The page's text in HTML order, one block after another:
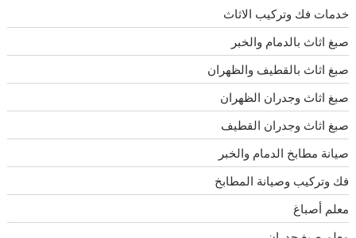
خدمات فك وتركيب الاثاث
صبغ اثاث بالدمام والخبر
صبغ اثاث بالقطيف والظهران
صبغ اثاث وجدران الظهران
صبغ اثاث وجدران القطيف
صيانة مطابخ الدمام والخبر
فك وتركيب وصيانة المطابخ
معلم أصباغ